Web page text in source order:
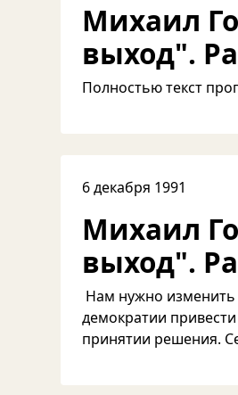
Михаил
выход".
Полностью текст
6 декабря 1991
Михаил
выход".
Нам нужно изменить
демократии
принятии решения.